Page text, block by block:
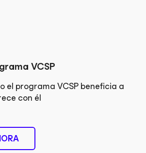
VCSP
el programa VCSP beneficia a
con él